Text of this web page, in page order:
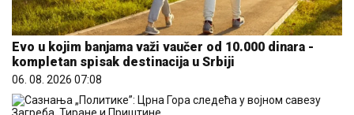
Evo u kojim banjama važi vaučer od 10.000 dinara -
kompletan spisak destinacija u Srbiji
06. 08. 2026 07:08